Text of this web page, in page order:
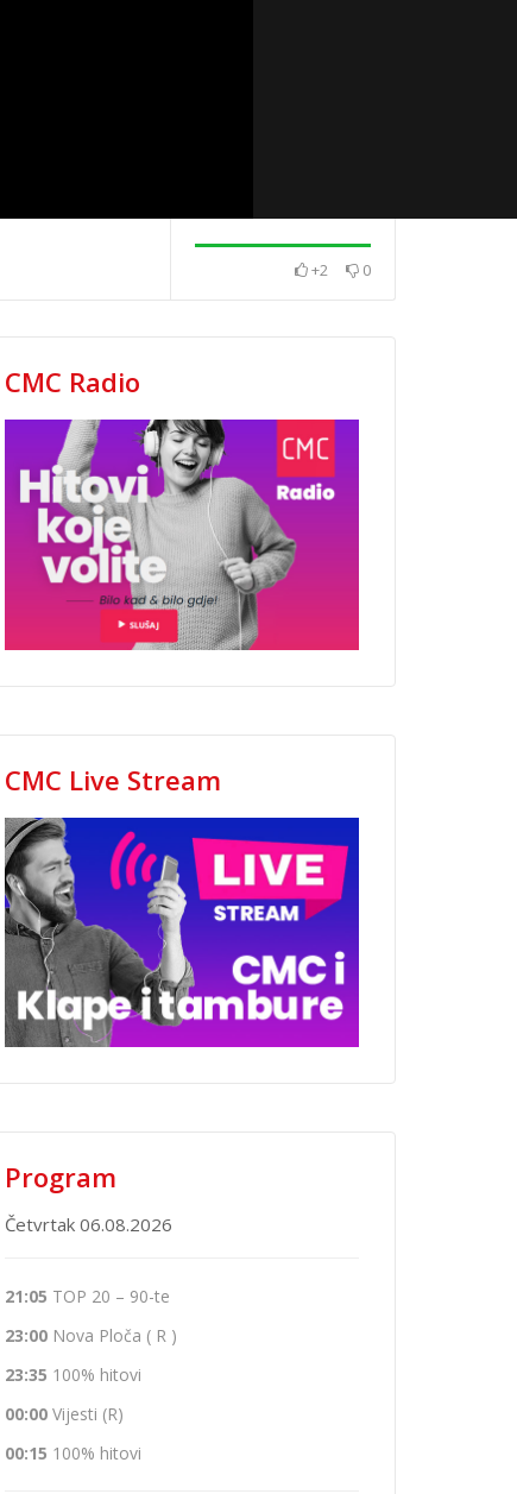
Top 40 domaća
Top 40 strana
+2 0
CMC Radio
CMC Live Stream
Program
Četvrtak 06.08.2026
21:05 TOP 20 – 90-te
23:00 Nova Ploča ( R )
23:35 100% hitovi
00:00 Vijesti (R)
00:15 100% hitovi